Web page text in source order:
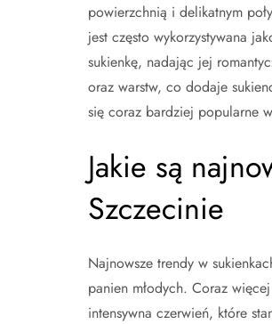
powierzchnią i delikatnym
jest często wykorzystywana
sukienkę, nadając jej
oraz warstw, co dodaje
się coraz bardziej popularne
Jakie są
Szczecinie
Najnowsze trendy w
panien młodych. Coraz
intensywna czerwień, które